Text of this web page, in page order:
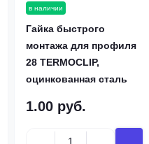
в наличии
Гайка быстрого
монтажа для профиля
28 TERMOCLIP,
оцинкованная сталь
1.00 руб.